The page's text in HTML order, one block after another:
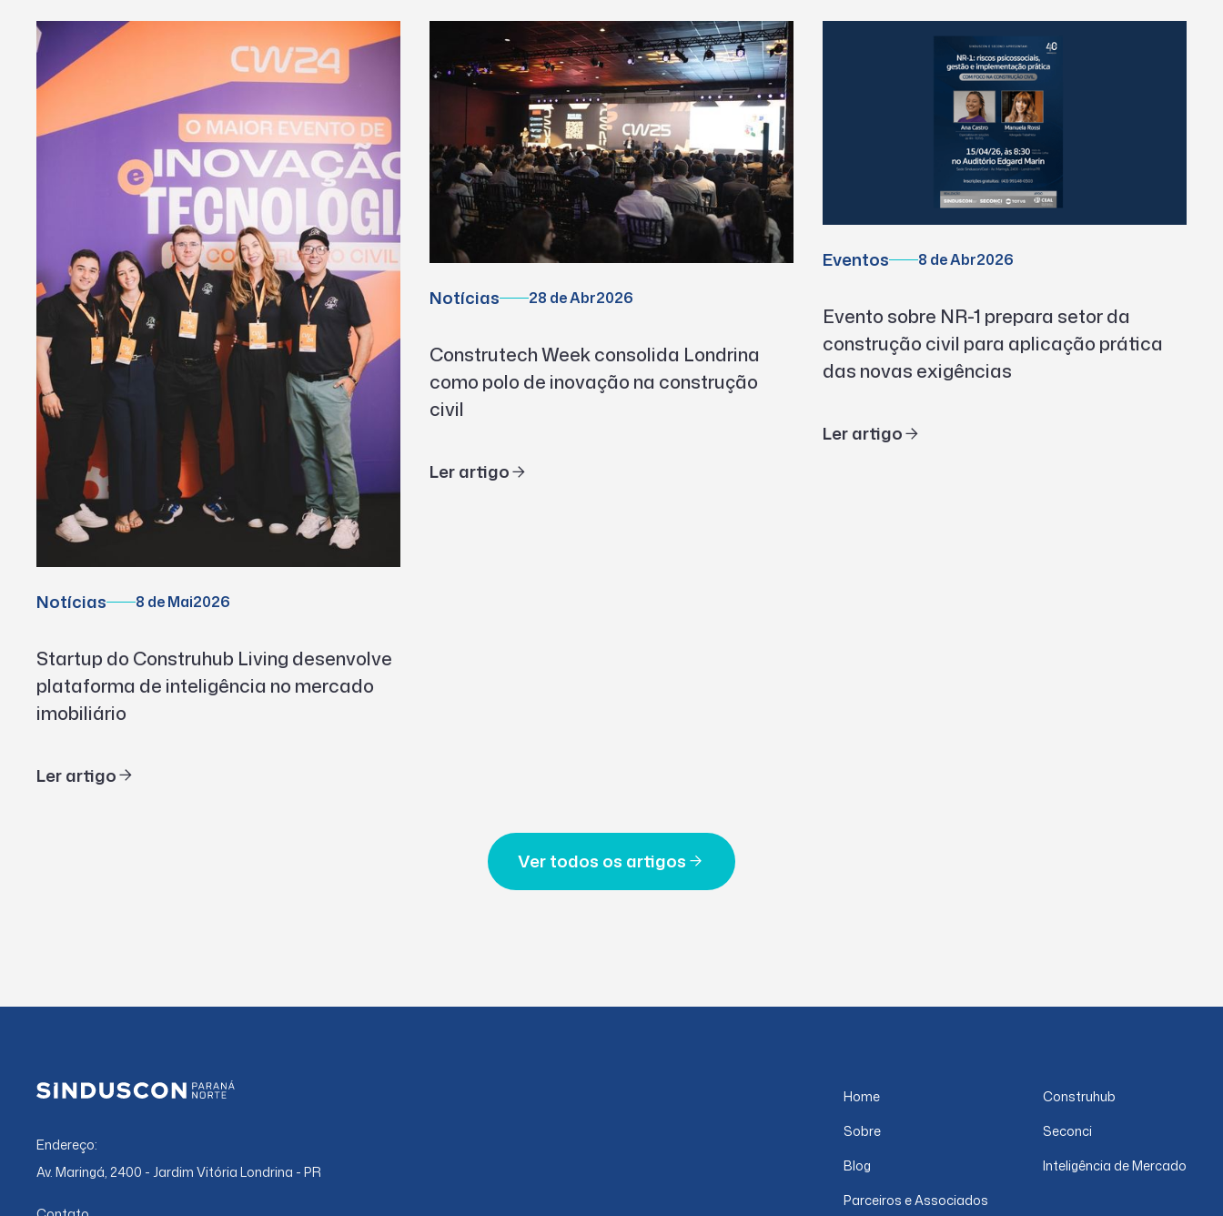
Notícias 8 de Mai2026
Startup do Construhub Living desenvolve
plataforma de inteligência no mercado
imobiliário
Ler artigo
Notícias 28 de Abr2026
Construtech Week consolida Londrina
como polo de inovação na construção
civil
Ler artigo
Eventos 8 de Abr2026
Evento sobre NR-1 prepara setor da
construção civil para aplicação prática
das novas exigências
Ler artigo
Ver todos os artigos
Endereço:
Av. Maringá, 2400 - Jardim Vitória Londrina - PR
Home
Sobre
Blog
Parceiros e Associados
Construhub
Seconci
Inteligência de Mercado